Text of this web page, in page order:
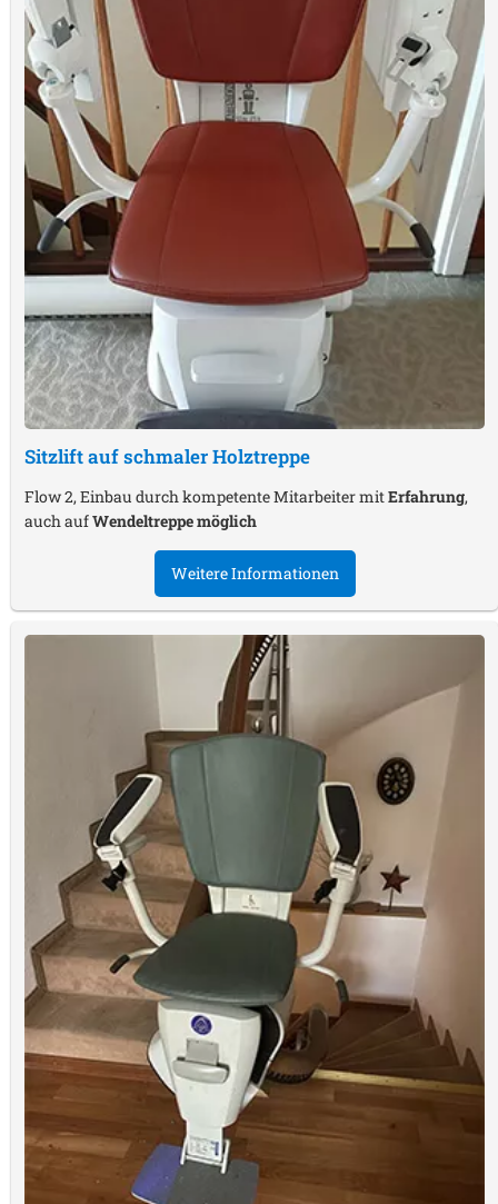
Sitzlift auf schmaler Holztreppe
Flow 2, Einbau durch kompetente Mitarbeiter mitErfahrung,
auch aufWendeltreppe möglich
Weitere Informationen